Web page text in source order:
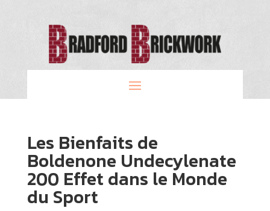
Les Bienfaits de
Boldenone Undecylenate
200 Effet dans le Monde
du Sport